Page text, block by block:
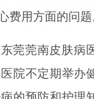
费用方面的问题
莞莞南皮肤病
院不定期举办